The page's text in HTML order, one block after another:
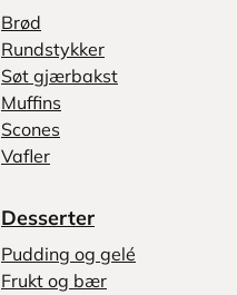
Brød
Rundstykker
Søt gjærbakst
Muffins
Scones
Vafler
Desserter
Pudding og gelé
Frukt og bær